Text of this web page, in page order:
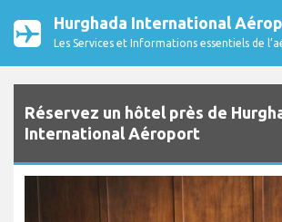
Hurghada International
Les Services et Informations essentiels de
Réservez un hôtel près de
International Aéroport